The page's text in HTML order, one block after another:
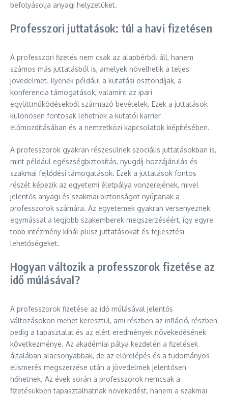
befolyásolja anyagi helyzetüket.
Professzori juttatások: túl a havi fizetésen
A professzori fizetés nem csak az alapbérből áll, hanem
számos más juttatásból is, amelyek növelhetik a teljes
jövedelmet. Ilyenek például a kutatási ösztöndíjak, a
konferencia támogatások, valamint az ipari
együttműködésekből származó bevételek. Ezek a juttatások
különösen fontosak lehetnek a kutatói karrier
előmozdításában és a nemzetközi kapcsolatok kiépítésében.
A professzorok gyakran részesülnek szociális juttatásokban is,
mint például egészségbiztosítás, nyugdíj-hozzájárulás és
szakmai fejlődési támogatások. Ezek a juttatások fontos
részét képezik az egyetemi életpálya vonzerejének, mivel
jelentős anyagi és szakmai biztonságot nyújtanak a
professzorok számára. Az egyetemek gyakran versenyeznek
egymással a legjobb szakemberek megszerzéséért, így egyre
több intézmény kínál plusz juttatásokat és fejlesztési
lehetőségeket.
Hogyan változik a professzorok fizetése az
idő múlásával?
A professzorok fizetése az idő múlásával jelentős
változásokon mehet keresztül, ami részben az infláció, részben
pedig a tapasztalat és az elért eredmények növekedésének
következménye. Az akadémiai pálya kezdetén a fizetések
általában alacsonyabbak, de az előrelépés és a tudományos
elismerés megszerzése után a jövedelmek jelentősen
nőhetnek. Az évek során a professzorok nemcsak a
fizetésükben tapasztalhatnak növekedést, hanem a szakmai